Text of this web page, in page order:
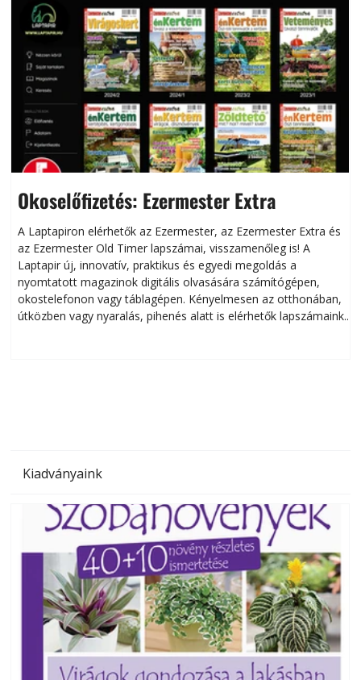
Okoselőfizetés: Ezermester Extra
A Laptapiron elérhetők az Ezermester, az Ezermester Extra és
az Ezermester Old Timer lapszámai, visszamenőleg is! A
Laptapir új, innovatív, praktikus és egyedi megoldás a
nyomtatott magazinok digitális olvasására számítógépen,
okostelefonon vagy táblagépen. Kényelmesen az otthonában,
útközben vagy nyaralás, pihenés alatt is elérhetők lapszámaink.
Kiadványaink